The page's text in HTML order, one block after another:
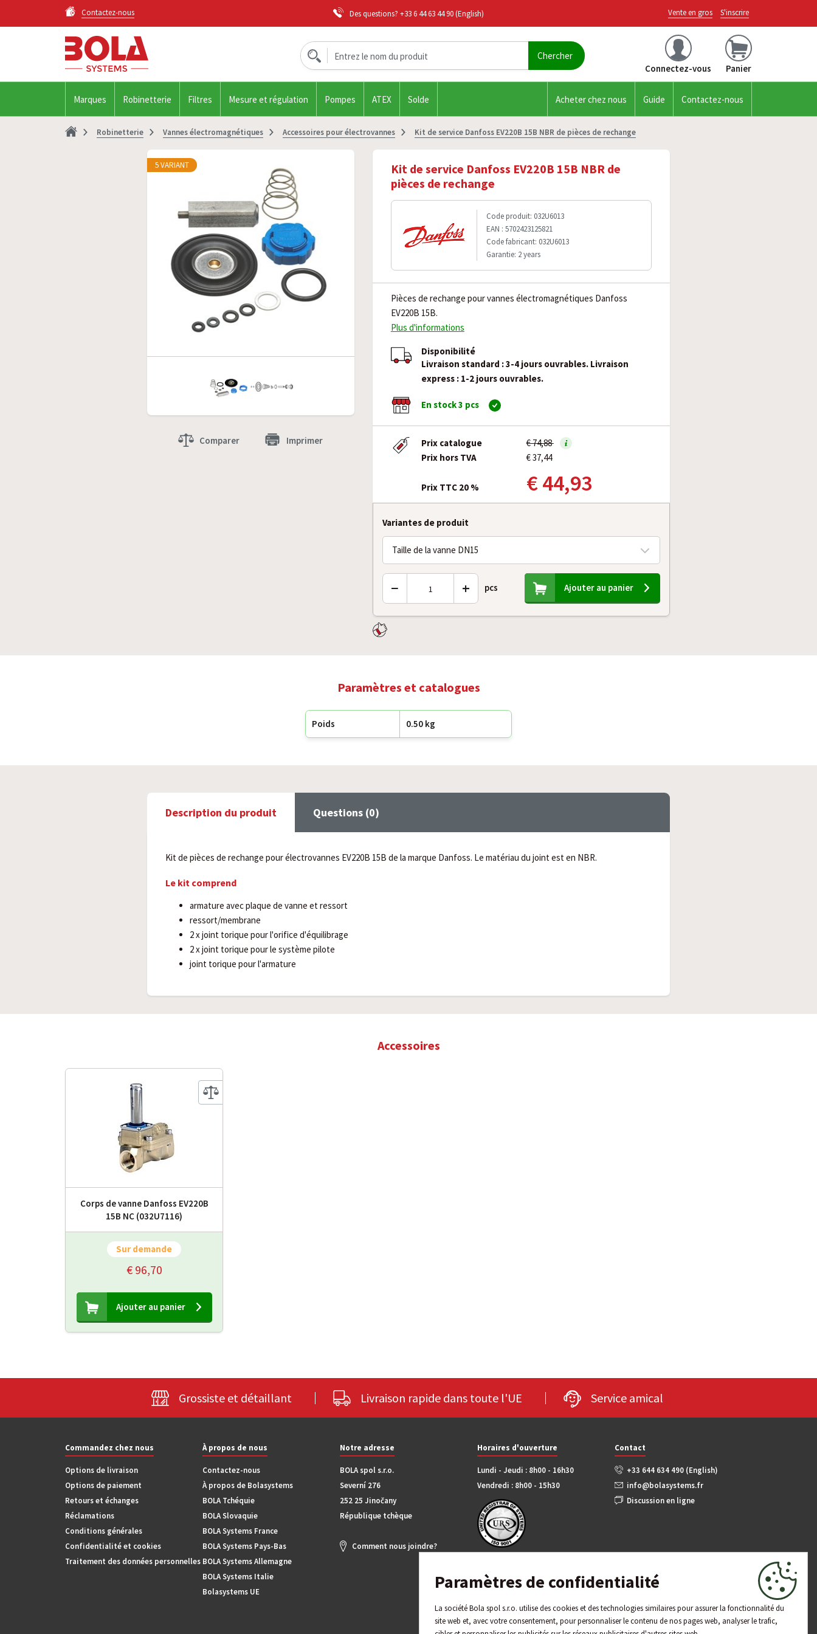
Paramètres de confidentialité
La société Bola spol s.r.o. utilise des cookies et des technologies similaires pour assurer la fonctionnalité du
site web et, avec votre consentement, pour personnaliser le contenu de nos pages web, analyser le trafic,
Contactez-nous Des questions? +33 6 44 63 44 90(English) Vente en gros S'inscrire
Connectez-vous Panier
Marques Robinetterie Filtres Mesure et régulation Pompes ATEX Solde Acheter chez nous Guide Contactez-nous
Robinetterie Vannes électromagnétiques Accessoires pour électrovannes Kit de service Danfoss EV220B 15B NBR de pièces de rechange
5 VARIANT
Comparer Imprimer
Kit de service Danfoss EV220B 15B NBR de
pièces de rechange
Code produit: 032U6013
EAN : 5702423125821
Code fabricant: 032U6013
Garantie: 2 years
Pièces de rechange pour vannes électromagnétiques Danfoss
EV220B 15B.
Plus d'informations
Disponibilité
Livraison standard : 3-4 jours ouvrables. Livraison
express : 1-2 jours ouvrables.
En stock 3 pcs
Prix catalogue
€ 74,88
Prix hors TVA
€ 37,44
Prix TTC 20 % € 44,93
Variantes de produit
Taille de la vanne DN15
pcs
− + Ajouter au panier
Paramètres et catalogues
Poids 0.50 kg
Description du produit Questions (0)
Kit de pièces de rechange pour électrovannes EV220B 15B de la marque Danfoss. Le matériau du joint est en NBR.
Le kit comprend
armature avec plaque de vanne et ressort
ressort/membrane
2 x joint torique pour l'orifice d'équilibrage
2 x joint torique pour le système pilote
joint torique pour l'armature
Accessoires
Corps de vanne Danfoss EV220B
15B NC (032U7116)
Sur demande
€ 96,70
Ajouter au panier
Grossiste et détaillant Livraison rapide dans toute l'UE Service amical
Commandez chez nous
Options de livraison
Options de paiement
Retours et échanges
Réclamations
Conditions générales
Confidentialité et cookies
Traitement des données personnelles
À propos de nous
Contactez-nous
À propos de Bolasystems
BOLA Tchéquie
BOLA Slovaquie
BOLA Systems France
BOLA Systems Pays-Bas
BOLA Systems Allemagne
BOLA Systems Italie
Bolasystems UE
Notre adresse
BOLA spol s.r.o.
Severní 276
252 25 Jinočany
République tchèque
Comment nous joindre?
Horaires d'ouverture
Lundi - Jeudi : 8h00 - 16h30
Vendredi : 8h00 - 15h30
Contact
+33 644 634 490 (English)
info@bolasystems.fr
Discussion en ligne